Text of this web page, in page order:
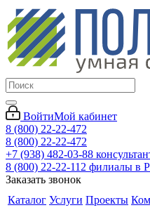
ВойтиМой кабинет
8 (800) 22-22-472
8 (800) 22-22-472
+7 (938) 482-03-88
8 (800) 22-22-112 филиалы в
Заказать звонок
Каталог Услуги Проекты